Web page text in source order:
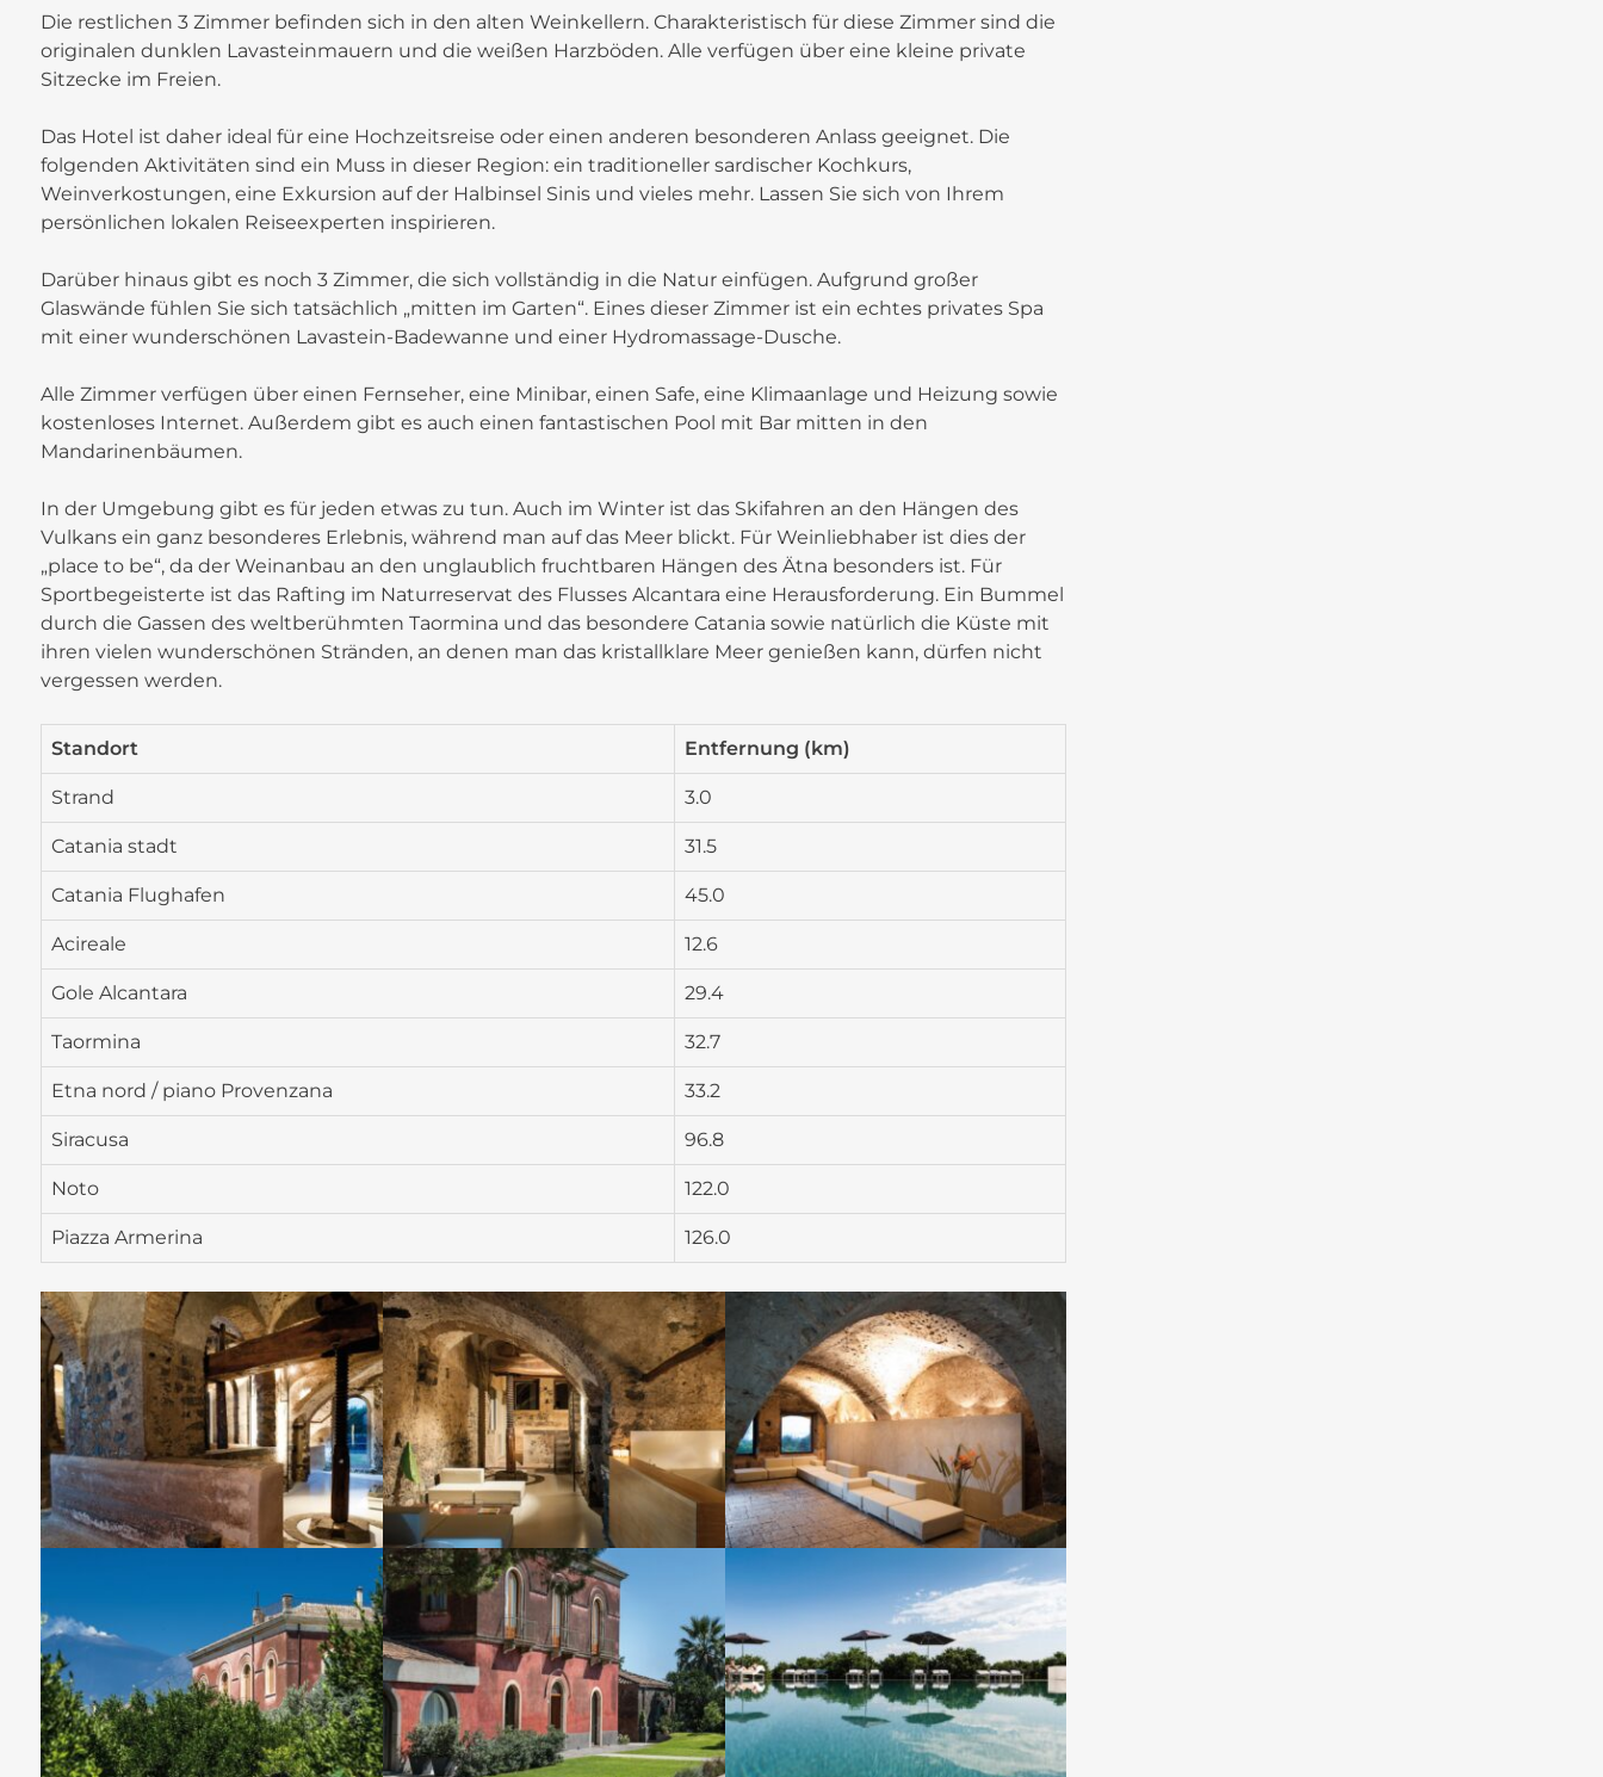
Die restlichen 3 Zimmer befinden sich in den alten Weinkellern. Charakteristisch für diese Zimmer sind die
originalen dunklen Lavasteinmauern und die weißen Harzböden. Alle verfügen über eine kleine private
Sitzecke im Freien.
Das Hotel ist daher ideal für eine Hochzeitsreise oder einen anderen besonderen Anlass geeignet. Die
folgenden Aktivitäten sind ein Muss in dieser Region: ein traditioneller sardischer Kochkurs,
Weinverkostungen, eine Exkursion auf der Halbinsel Sinis und vieles mehr. Lassen Sie sich von Ihrem
persönlichen lokalen Reiseexperten inspirieren.
Darüber hinaus gibt es noch 3 Zimmer, die sich vollständig in die Natur einfügen. Aufgrund großer
Glaswände fühlen Sie sich tatsächlich „mitten im Garten“. Eines dieser Zimmer ist ein echtes privates Spa
mit einer wunderschönen Lavastein-Badewanne und einer Hydromassage-Dusche.
Alle Zimmer verfügen über einen Fernseher, eine Minibar, einen Safe, eine Klimaanlage und Heizung sowie
kostenloses Internet. Außerdem gibt es auch einen fantastischen Pool mit Bar mitten in den
Mandarinenbäumen.
In der Umgebung gibt es für jeden etwas zu tun. Auch im Winter ist das Skifahren an den Hängen des
Vulkans ein ganz besonderes Erlebnis, während man auf das Meer blickt. Für Weinliebhaber ist dies der
„place to be“, da der Weinanbau an den unglaublich fruchtbaren Hängen des Ätna besonders ist. Für
Sportbegeisterte ist das Rafting im Naturreservat des Flusses Alcantara eine Herausforderung. Ein Bummel
durch die Gassen des weltberühmten Taormina und das besondere Catania sowie natürlich die Küste mit
ihren vielen wunderschönen Stränden, an denen man das kristallklare Meer genießen kann, dürfen nicht
vergessen werden.
Standort Entfernung (km)
Strand 3.0
Catania stadt 31.5
Catania Flughafen 45.0
Acireale 12.6
Gole Alcantara 29.4
Taormina 32.7
Etna nord / piano Provenzana 33.2
Siracusa 96.8
Noto 122.0
Piazza Armerina 126.0